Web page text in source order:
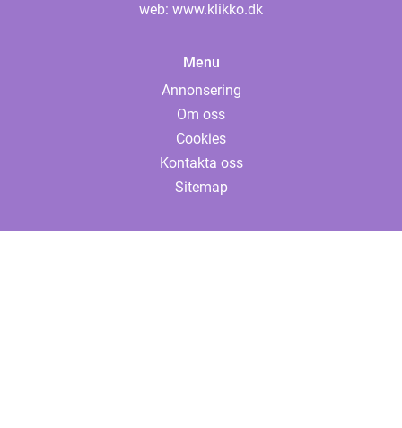
web: www.klikko.dk
Menu
Annonsering
Om oss
Cookies
Kontakta oss
Sitemap